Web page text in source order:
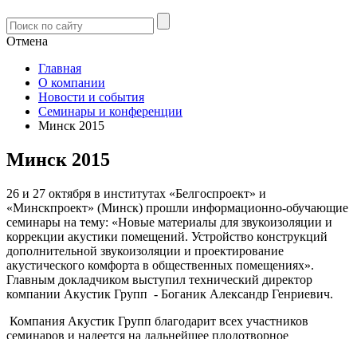
Отмена
Главная
О компании
Новости и события
Семинары и конференции
Минск 2015
Минск 2015
26 и 27 октября в институтах «Белгоспроект» и
«Минскпроект» (Минск) прошли информационно-обучающие
семинары на тему: «Новые материалы для звукоизоляции и
коррекции акустики помещений. Устройство конструкций
дополнительной звукоизоляции и проектирование
акустического комфорта в общественных помещениях».
Главным докладчиком выступил технический директор
компании Акустик Групп - Боганик Александр Генриевич.
Компания Акустик Групп благодарит всех участников
семинаров и надеется на дальнейшее плодотворное